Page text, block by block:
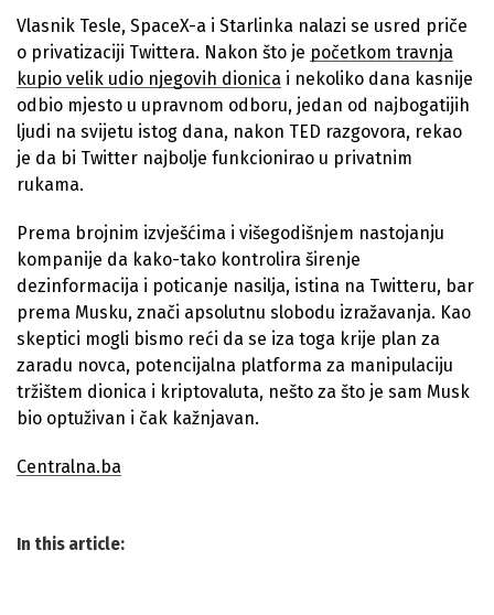
Vlasnik Tesle, SpaceX-a i Starlinka nalazi se usred priče
o privatizaciji Twittera. Nakon što je početkom travnja
kupio velik udio njegovih dionica i nekoliko dana kasnije
odbio mjesto u upravnom odboru, jedan od najbogatijih
ljudi na svijetu istog dana, nakon TED razgovora, rekao
je da bi Twitter najbolje funkcionirao u privatnim
rukama.
Prema brojnim izvješćima i višegodišnjem nastojanju
kompanije da kako-tako kontrolira širenje
dezinformacija i poticanje nasilja, istina na Twitteru, bar
prema Musku, znači apsolutnu slobodu izražavanja. Kao
skeptici mogli bismo reći da se iza toga krije plan za
zaradu novca, potencijalna platforma za manipulaciju
tržištem dionica i kriptovaluta, nešto za što je sam Musk
bio optuživan i čak kažnjavan.
Centralna.ba
In this article: